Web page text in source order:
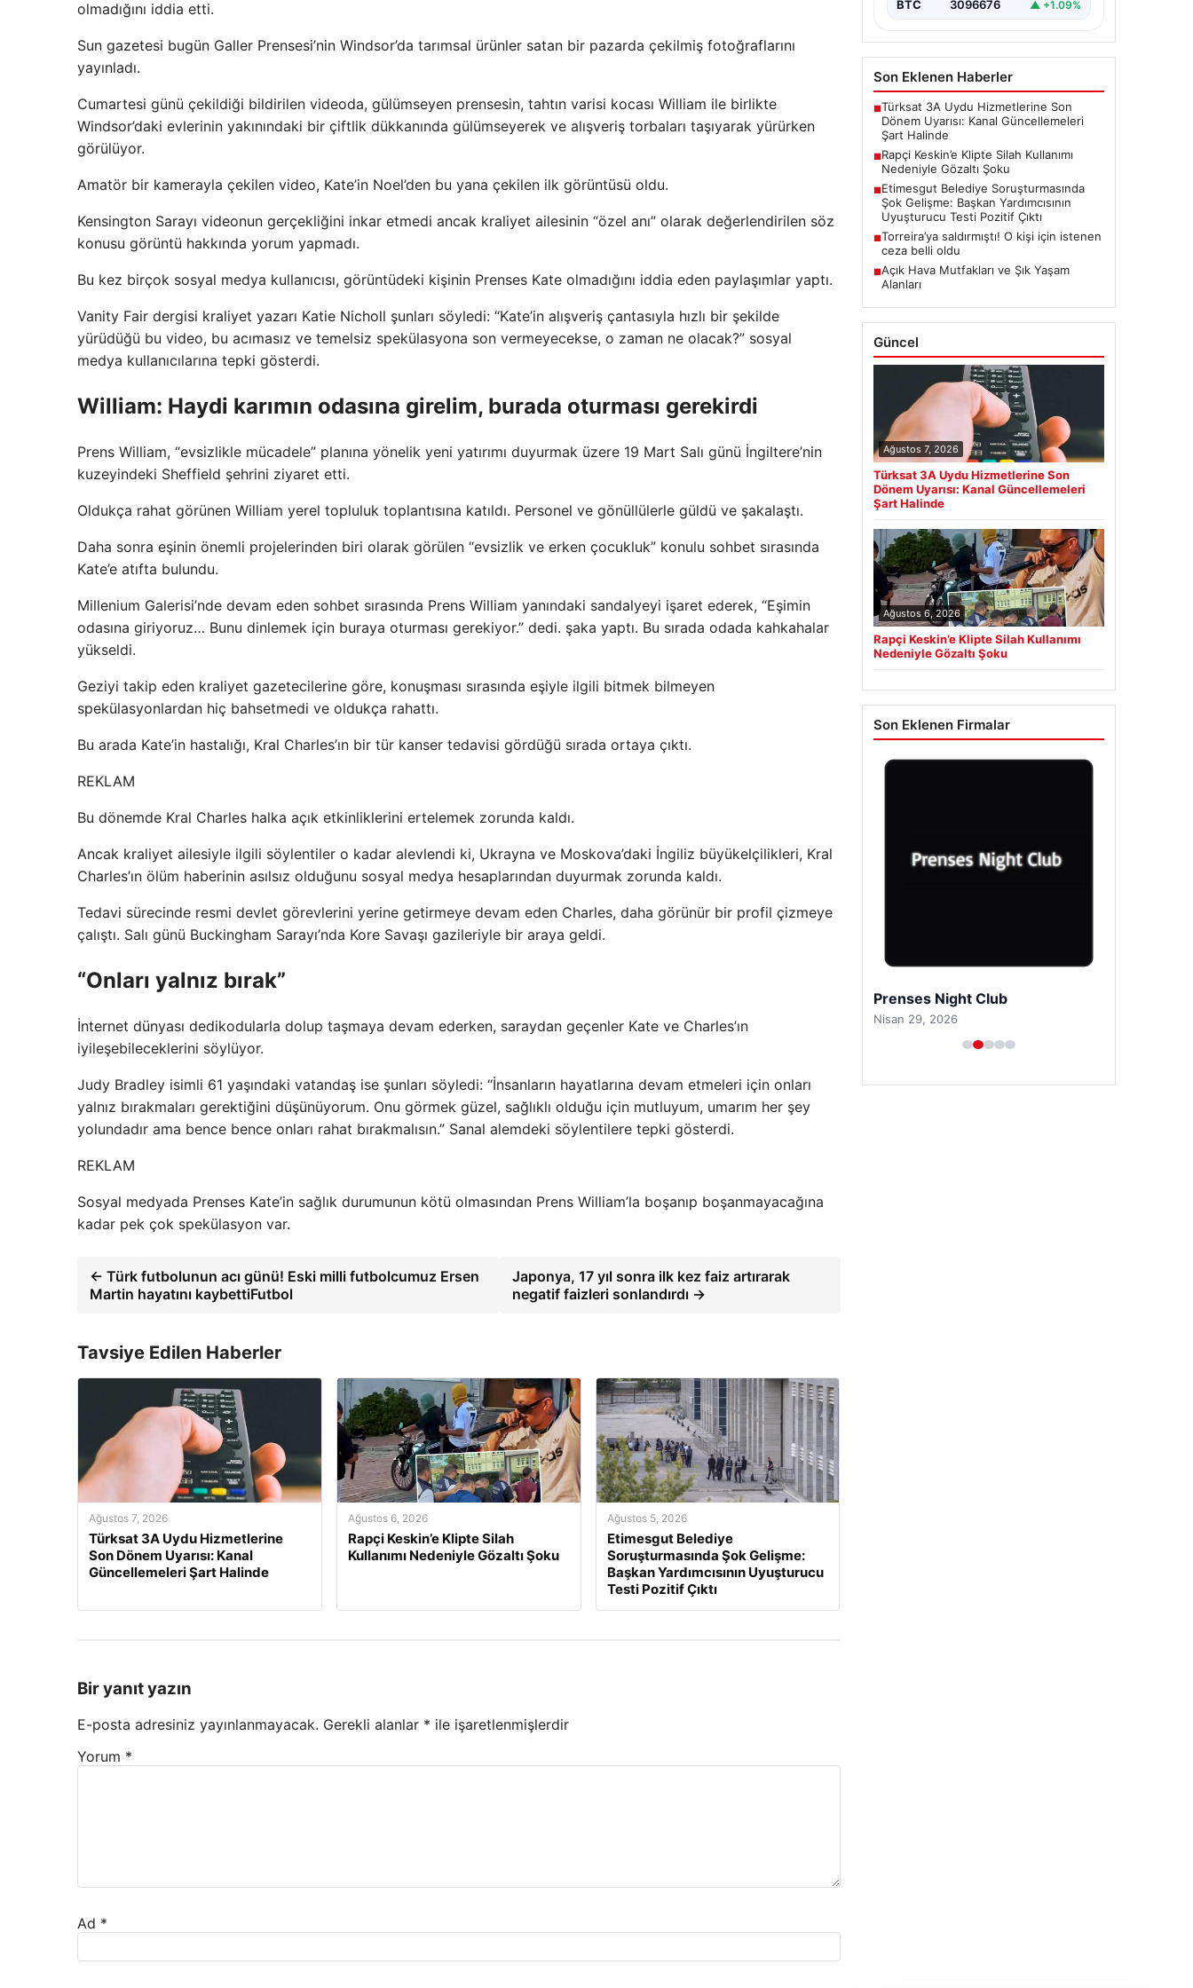
olmadığını iddia etti.
Sun gazetesi bugün Galler Prensesi’nin Windsor’da tarımsal ürünler satan bir pazarda çekilmiş fotoğraflarını
yayınladı.
Cumartesi günü çekildiği bildirilen videoda, gülümseyen prensesin, tahtın varisi kocası William ile birlikte
Windsor’daki evlerinin yakınındaki bir çiftlik dükkanında gülümseyerek ve alışveriş torbaları taşıyarak yürürken
görülüyor.
Amatör bir kamerayla çekilen video, Kate’in Noel’den bu yana çekilen ilk görüntüsü oldu.
Kensington Sarayı videonun gerçekliğini inkar etmedi ancak kraliyet ailesinin “özel anı” olarak değerlendirilen söz
konusu görüntü hakkında yorum yapmadı.
Bu kez birçok sosyal medya kullanıcısı, görüntüdeki kişinin Prenses Kate olmadığını iddia eden paylaşımlar yaptı.
Vanity Fair dergisi kraliyet yazarı Katie Nicholl şunları söyledi: “Kate’in alışveriş çantasıyla hızlı bir şekilde
yürüdüğü bu video, bu acımasız ve temelsiz spekülasyona son vermeyecekse, o zaman ne olacak?” sosyal
medya kullanıcılarına tepki gösterdi.
William: Haydi karımın odasına girelim, burada oturması gerekirdi
Prens William, “evsizlikle mücadele” planına yönelik yeni yatırımı duyurmak üzere 19 Mart Salı günü İngiltere’nin
kuzeyindeki Sheffield şehrini ziyaret etti.
Oldukça rahat görünen William yerel topluluk toplantısına katıldı. Personel ve gönüllülerle güldü ve şakalaştı.
Daha sonra eşinin önemli projelerinden biri olarak görülen “evsizlik ve erken çocukluk” konulu sohbet sırasında
Kate’e atıfta bulundu.
Millenium Galerisi’nde devam eden sohbet sırasında Prens William yanındaki sandalyeyi işaret ederek, “Eşimin
odasına giriyoruz… Bunu dinlemek için buraya oturması gerekiyor.” dedi. şaka yaptı. Bu sırada odada kahkahalar
yükseldi.
Geziyi takip eden kraliyet gazetecilerine göre, konuşması sırasında eşiyle ilgili bitmek bilmeyen
spekülasyonlardan hiç bahsetmedi ve oldukça rahattı.
Bu arada Kate’in hastalığı, Kral Charles’ın bir tür kanser tedavisi gördüğü sırada ortaya çıktı.
REKLAM
Bu dönemde Kral Charles halka açık etkinliklerini ertelemek zorunda kaldı.
Ancak kraliyet ailesiyle ilgili söylentiler o kadar alevlendi ki, Ukrayna ve Moskova’daki İngiliz büyükelçilikleri, Kral
Charles’ın ölüm haberinin asılsız olduğunu sosyal medya hesaplarından duyurmak zorunda kaldı.
Tedavi sürecinde resmi devlet görevlerini yerine getirmeye devam eden Charles, daha görünür bir profil çizmeye
çalıştı. Salı günü Buckingham Sarayı’nda Kore Savaşı gazileriyle bir araya geldi.
“Onları yalnız bırak”
İnternet dünyası dedikodularla dolup taşmaya devam ederken, saraydan geçenler Kate ve Charles’ın
iyileşebileceklerini söylüyor.
Judy Bradley isimli 61 yaşındaki vatandaş ise şunları söyledi: “İnsanların hayatlarına devam etmeleri için onları
yalnız bırakmaları gerektiğini düşünüyorum. Onu görmek güzel, sağlıklı olduğu için mutluyum, umarım her şey
yolundadır ama bence bence onları rahat bırakmalısın.” Sanal alemdeki söylentilere tepki gösterdi.
REKLAM
Sosyal medyada Prenses Kate’in sağlık durumunun kötü olmasından Prens William’la boşanıp boşanmayacağına
kadar pek çok spekülasyon var.
← Türk futbolunun acı günü! Eski milli futbolcumuz Ersen
Martin hayatını kaybettiFutbol
Japonya, 17 yıl sonra ilk kez faiz artırarak
negatif faizleri sonlandırdı →
Tavsiye Edilen Haberler
Ağustos 7, 2026
Türksat 3A Uydu Hizmetlerine
Son Dönem Uyarısı: Kanal
Güncellemeleri Şart Halinde
Ağustos 6, 2026
Rapçi Keskin’e Klipte Silah
Kullanımı Nedeniyle Gözaltı Şoku
Ağustos 5, 2026
Etimesgut Belediye
Soruşturmasında Şok Gelişme:
Başkan Yardımcısının Uyuşturucu
Testi Pozitif Çıktı
Bir yanıt yazın
E-posta adresiniz yayınlanmayacak. Gerekli alanlar * ile işaretlenmişlerdir
Yorum *
Ad *
BTC 3096676 ▲ +1.09%
Son Eklenen Haberler
■Türksat 3A Uydu Hizmetlerine Son
Dönem Uyarısı: Kanal Güncellemeleri
Şart Halinde
■Rapçi Keskin’e Klipte Silah Kullanımı
Nedeniyle Gözaltı Şoku
■Etimesgut Belediye Soruşturmasında
Şok Gelişme: Başkan Yardımcısının
Uyuşturucu Testi Pozitif Çıktı
■Torreira’ya saldırmıştı! O kişi için istenen
ceza belli oldu
■Açık Hava Mutfakları ve Şık Yaşam
Alanları
Güncel
Ağustos 7, 2026
Türksat 3A Uydu Hizmetlerine Son
Dönem Uyarısı: Kanal Güncellemeleri
Şart Halinde
Ağustos 6, 2026
Rapçi Keskin’e Klipte Silah Kullanımı
Nedeniyle Gözaltı Şoku
Son Eklenen Firmalar
Prenses Night Club
Nisan 29, 2026